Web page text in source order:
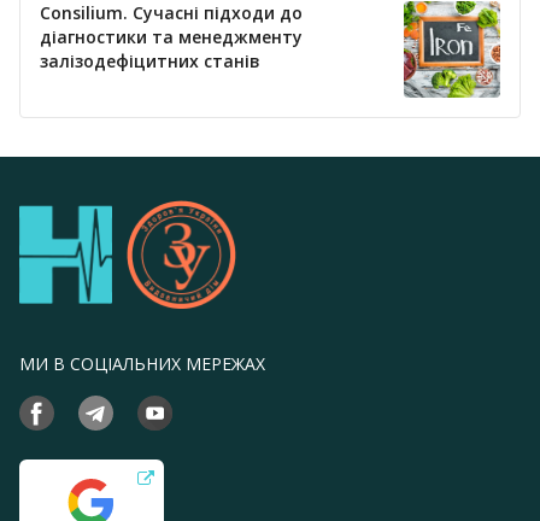
Consilium. Сучасні підходи до
діагностики та менеджменту
залізодефіцитних станів
МИ В СОЦІАЛЬНИХ МЕРЕЖАХ